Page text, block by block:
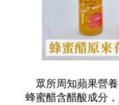
眾所周知蘋果營
蜂蜜醋含醋酸成分